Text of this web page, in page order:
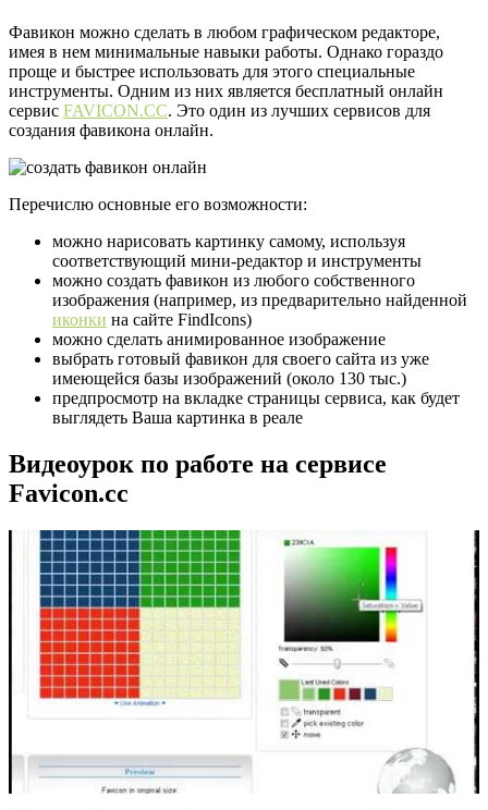
Фавикон можно сделать в любом графическом редакторе,
имея в нем минимальные навыки работы. Однако гораздо
проще и быстрее использовать для этого специальные
инструменты. Одним из них является бесплатный онлайн
сервис FAVICON.CC. Это один из лучших сервисов для
создания фавикона онлайн.
Перечислю основные его возможности:
можно нарисовать картинку самому, используя
соответствующий мини-редактор и инструменты
можно создать фавикон из любого собственного
изображения (например, из предварительно найденной
иконки на сайте FindIcons)
можно сделать анимированное изображение
выбрать готовый фавикон для своего сайта из уже
имеющейся базы изображений (около 130 тыс.)
предпросмотр на вкладке страницы сервиса, как будет
выглядеть Ваша картинка в реале
Видеоурок по работе на сервисе
Favicon.cc